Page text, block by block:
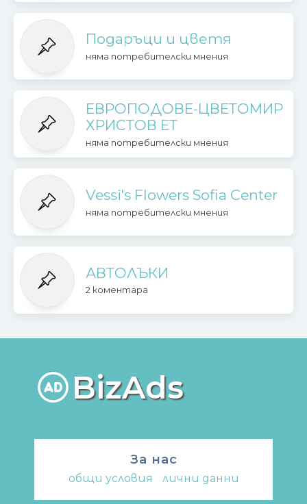
Подаръци и цветя
няма потребителски мнения
ЕВРОПОДОВЕ-ЦВЕТОМИР
ХРИСТОВ ЕТ
няма потребителски мнения
Vessi's Flowers Sofia Center
няма потребителски мнения
АВТОЛЪКИ
2 коментара
BizAds
За нас
общи условия лични данни